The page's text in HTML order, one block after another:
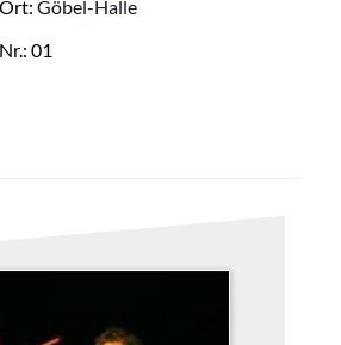
Göbel-Halle
01